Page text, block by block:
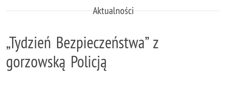
Aktualności
„Tydzień Bezpieczeństwa” z
gorzowską Policją